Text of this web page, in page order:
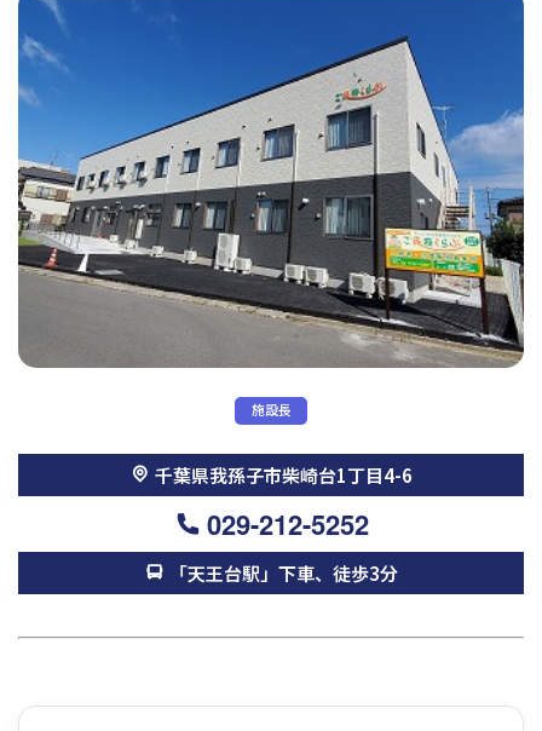
施設長
千葉県我孫子市柴崎台1丁目4-6
029-212-5252
「天王台駅」下車、徒歩3分